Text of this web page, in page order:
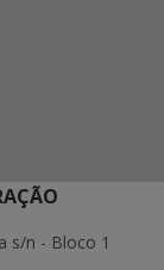
s/n - Bloco 1